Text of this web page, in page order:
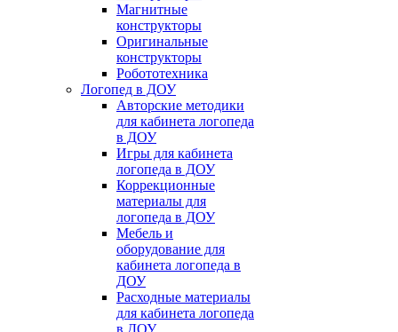
Магнитные
конструкторы
Оригинальные
конструкторы
Робототехника
Логопед в ДОУ
Авторские методики
для кабинета логопеда
в ДОУ
Игры для кабинета
логопеда в ДОУ
Коррекционные
материалы для
логопеда в ДОУ
Мебель и
оборудование для
кабинета логопеда в
ДОУ
Расходные материалы
для кабинета логопеда
в ДОУ